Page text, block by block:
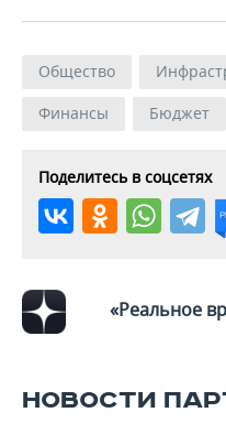
Общество
Финансы
Бюджет
Поделитесь в соцсетях
«Реальное
НОВОСТИ